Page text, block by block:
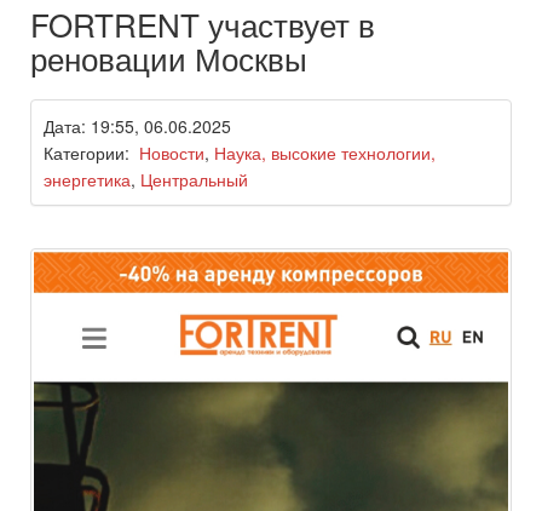
FORTRENT участвует в
реновации Москвы
Дата: 19:55, 06.06.2025
Категории: Новости, Наука, высокие технологии,
энергетика, Центральный